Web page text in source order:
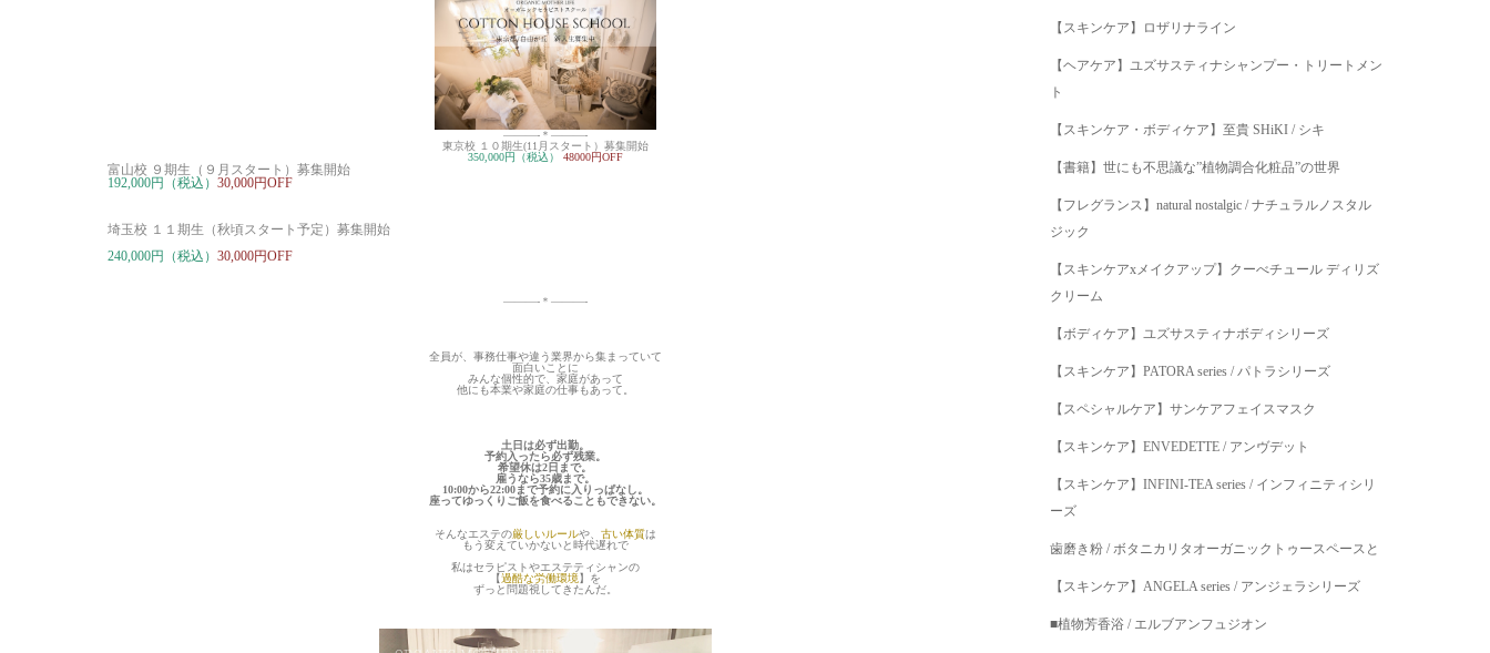
———-＊———-
東京校 １０期生(11月スタート）募集開始
350,000円（税込）
48000円OFF
富山校 ９期生（９月スタート）募集開始
192,000円（税込） 30,000円OFF
埼玉校 １１期生（秋頃スタート予定）募集開始
240,000円（税込） 30,000円OFF
———-＊———-
全員が、事務仕事や違う業界から集まっていて
面白いことに
みんな個性的で、家庭があって
他にも本業や家庭の仕事もあって。
土日は必ず出勤。
予約入ったら必ず残業。
希望休は2日まで。
雇うなら35歳まで。
10:00から22:00まで予約に入りっぱなし。
座ってゆっくりご飯を食べることもできない。
そんなエステの厳しいルールや、 古い体質は
もう変えていかないと時代遅れで
私はセラピストやエステティシャンの
【過酷な労働環境】を
ずっと問題視してきたんだ。
【スキンケア】ロザリナライン
【ヘアケア】ユズサスティナシャンプー・トリートメン
ト
【スキンケア・ボディケア】至貴 SHiKI / シキ
【書籍】世にも不思議な”植物調合化粧品”の世界
【フレグランス】natural nostalgic / ナチュラルノスタル
ジック
【スキンケアxメイクアップ】クーべチュール ディリズ
クリーム
【ボディケア】ユズサスティナボディシリーズ
【スキンケア】PATORA series / パトラシリーズ
【スペシャルケア】サンケアフェイスマスク
【スキンケア】ENVEDETTE / アンヴデット
【スキンケア】INFINI-TEA series / インフィニティシリ
ーズ
歯磨き粉 / ボタニカリタオーガニックトゥースペースと
【スキンケア】ANGELA series / アンジェラシリーズ
■植物芳香浴 / エルブアンフュジオン